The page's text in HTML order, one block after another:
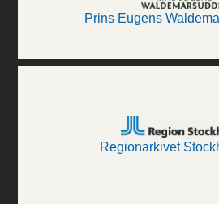
Prins Eugens
Regionarkivet